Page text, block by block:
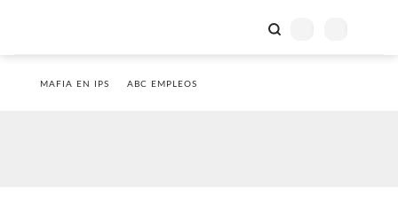
MAFIA EN IPS ABC EMPLEOS